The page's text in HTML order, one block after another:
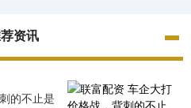
资讯
的不止是